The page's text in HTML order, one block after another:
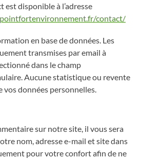
est disponible à l’adresse
contact/
en base de données. Les
transmises par email à
dans le champ
Aucune statistique ou revente
vos données personnelles.
sur notre site, il vous sera
nom, adresse e-mail et site dans
pour votre confort afin de ne